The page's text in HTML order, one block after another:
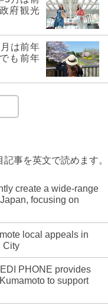
府観光
は前年
も前年
事を英文で読めます。
create a wide-range
focusing on
local appeals in
City
PHONE provides
to support